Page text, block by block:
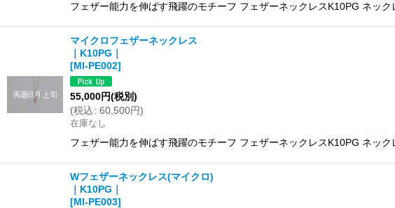
フェザー能力を伸ばす飛躍のモチーフ フェザーネックレスK10PG ネッ
マイクロフェザーネックレス
｜K10PG｜
[MI-PE002]
55,000円(税別)
(税込: 60,500円)
在庫なし
フェザー能力を伸ばす飛躍のモチーフ フェザーネックレスK10PG ネッ
Wフェザーネックレス(マイクロ)
｜K10PG｜
[MI-PE003]